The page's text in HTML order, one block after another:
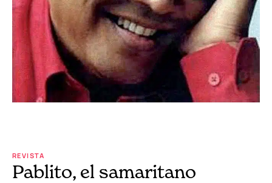
REVISTA
Pablito, el samaritano